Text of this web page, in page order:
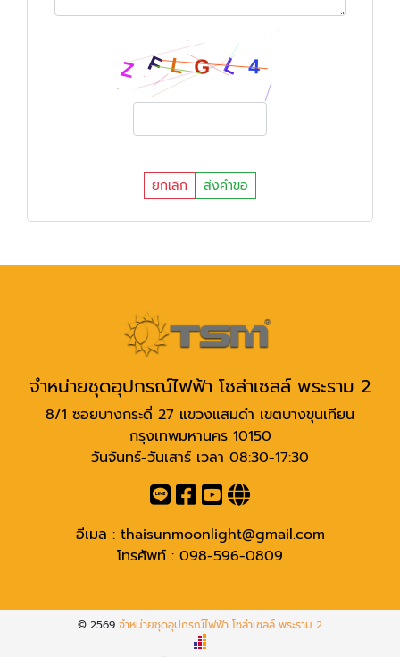
ยกเลิก ส่งคำขอ
จำหน่ายชุดอุปกรณ์ไฟฟ้า โซล่าเซลล์ พระราม 2
8/1 ซอยบางกระดี่ 27 แขวงแสมดำ เขตบางขุนเทียน
กรุงเทพมหานคร 10150
วันจันทร์-วันเสาร์ เวลา 08:30-17:30
อีเมล : thaisunmoonlight@gmail.com
โทรศัพท์ : 098-596-0809
© 2569 จำหน่ายชุดอุปกรณ์ไฟฟ้า โซล่าเซลล์ พระราม 2